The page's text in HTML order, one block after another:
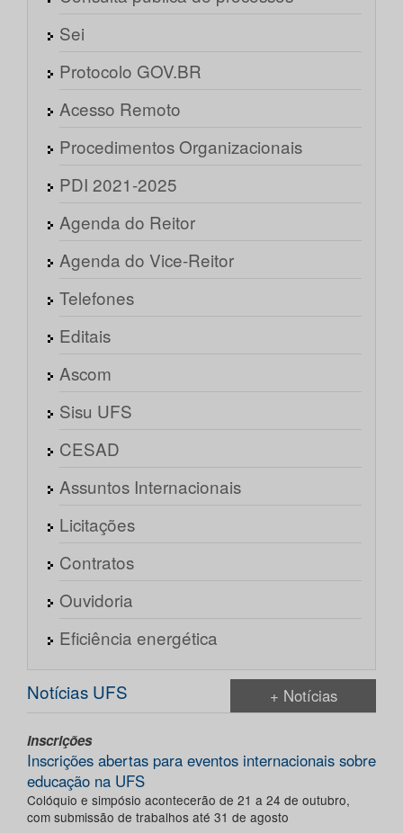
Sei
Protocolo GOV.BR
Acesso Remoto
Procedimentos Organizacionais
PDI 2021-2025
Agenda do Reitor
Agenda do Vice-Reitor
Telefones
Editais
Ascom
Sisu UFS
CESAD
Assuntos Internacionais
Licitações
Contratos
Ouvidoria
Eficiência energética
Notícias UFS + Notícias
Inscrições
Inscrições abertas para eventos internacionais sobre
educação na UFS
Colóquio e simpósio acontecerão de 21 a 24 de outubro,
com submissão de trabalhos até 31 de agosto